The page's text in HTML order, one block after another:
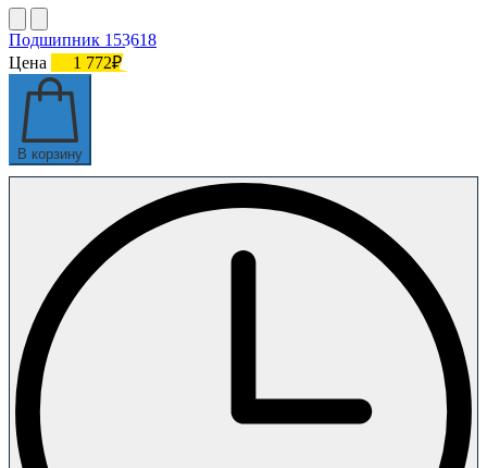
Подшипник 153618
Цена
1 772₽
В корзину